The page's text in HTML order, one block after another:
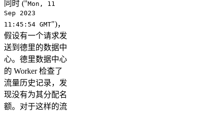
同时 ("Mon, 11
Sep 2023
11:45:54 GMT")，
假设有一个请求发
送到德里的数据中
心。德里数据中心
的 Worker 检查了
流量历史记录，发
现没有为其分配名
额。对于这样的流